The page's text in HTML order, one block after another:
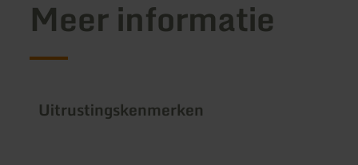
Meer informatie
Uitrustingskenmerken